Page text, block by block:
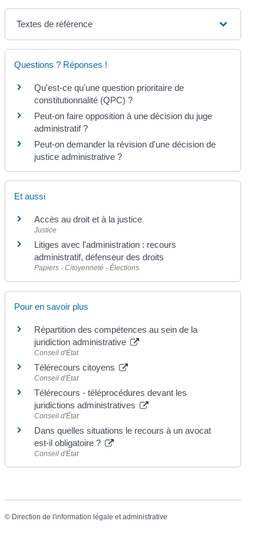
Textes de référence
Questions ? Réponses !
Qu'est-ce qu'une question prioritaire de
constitutionnalité (QPC) ?
Peut-on faire opposition à une décision du juge
administratif ?
Peut-on demander la révision d'une décision de
justice administrative ?
Et aussi
Accès au droit et à la justice
Justice
Litiges avec l'administration : recours
administratif, défenseur des droits
Papiers - Citoyenneté - Élections
Pour en savoir plus
Répartition des compétences au sein de la
juridiction administrative
Conseil d'État
Télérecours citoyens
Conseil d'État
Télérecours - téléprocédures devant les
juridictions administratives
Conseil d'État
Dans quelles situations le recours à un avocat
est-il obligatoire ?
Conseil d'État
© Direction de l'information légale et administrative